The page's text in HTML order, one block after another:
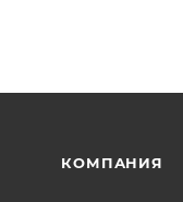
КОМПАНИЯ